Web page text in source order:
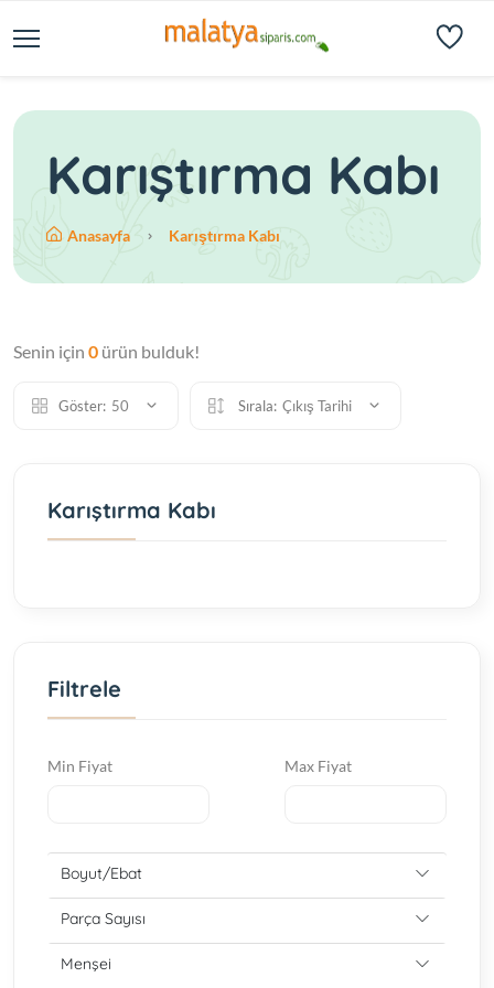
Karıştırma Kabı
Anasayfa Karıştırma Kabı
Senin için 0 ürün bulduk!
Göster: 50 Sırala: Çıkış Tarihi
Karıştırma Kabı
Filtrele
Min Fiyat Max Fiyat
Boyut/Ebat
Parça Sayısı
Menşei